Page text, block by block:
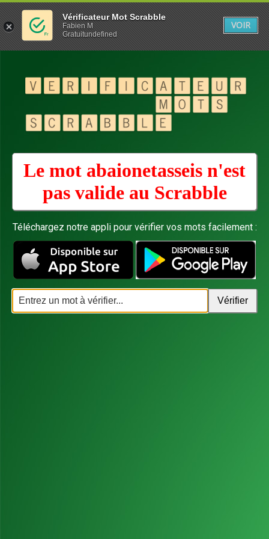
Le mot abaionetasseis n'est
pas valide au Scrabble
Téléchargez notre appli pour vérifier vos mots facilement :
Vérificateur Mot Scrabble
Fabien M
Gratuitundefined
VOIR